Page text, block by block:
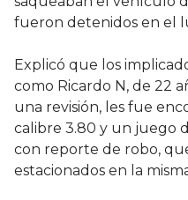
fueron detenidos en el
Explicó que los
como Ricardo N, de 22
una revisión, les fue
calibre 3.80 y un juego
con reporte de robo,
estacionados en la